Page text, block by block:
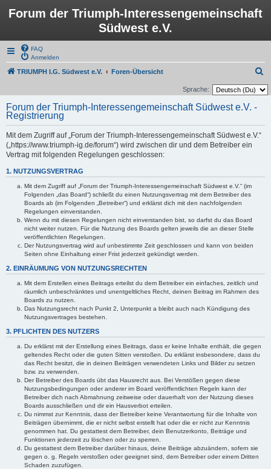
Forum der Triumph-Interessengemeinschaft
Südwest e.V.
FAQ
Anmelden
TRIUMPH I.G. Südwest e.V. Foren-Übersicht
u
Sprache:
Forum der Triumph-Interessengemeinschaft Südwest e.V. -
Registrierung
Mit dem Zugriff auf „Forum der Triumph-Interessengemeinschaft Südwest e.V.“
(„https://www.triumph-ig.de/forum“) wird zwischen dir und dem Betreiber ein
Vertrag mit folgenden Regelungen geschlossen:
1. NUTZUNGSVERTRAG
Mit dem Zugriff auf „Forum der Triumph-Interessengemeinschaft Südwest e.V.“ (im
Folgenden „das Board“) schließt du einen Nutzungsvertrag mit dem Betreiber des
Boards ab (im Folgenden „Betreiber“) und erklärst dich mit den nachfolgenden
Regelungen einverstanden.
Wenn du mit diesen Regelungen nicht einverstanden bist, so darfst du das Board
nicht weiter nutzen. Für die Nutzung des Boards gelten jeweils die an dieser Stelle
veröffentlichten Regelungen.
Der Nutzungsvertrag wird auf unbestimmte Zeit geschlossen und kann von beiden
Seiten ohne Einhaltung einer Frist jederzeit gekündigt werden.
2. EINRÄUMUNG VON NUTZUNGSRECHTEN
Mit dem Erstellen eines Beitrags erteilst du dem Betreiber ein einfaches, zeitlich und
räumlich unbeschränktes und unentgeltliches Recht, deinen Beitrag im Rahmen des
Boards zu nutzen.
Das Nutzungsrecht nach Punkt 2, Unterpunkt a bleibt auch nach Kündigung des
Nutzungsvertrages bestehen.
3. PFLICHTEN DES NUTZERS
Du erklärst mit der Erstellung eines Beitrags, dass er keine Inhalte enthält, die gegen
geltendes Recht oder die guten Sitten verstoßen. Du erklärst insbesondere, dass du
das Recht besitzt, die in deinen Beiträgen verwendeten Links und Bilder zu setzen
bzw. zu verwenden.
Der Betreiber des Boards übt das Hausrecht aus. Bei Verstößen gegen diese
Nutzungsbedingungen oder anderer im Board veröffentlichten Regeln kann der
Betreiber dich nach Abmahnung zeitweise oder dauerhaft von der Nutzung dieses
Boards ausschließen und dir ein Hausverbot erteilen.
Du nimmst zur Kenntnis, dass der Betreiber keine Verantwortung für die Inhalte von
Beiträgen übernimmt, die er nicht selbst erstellt hat oder die er nicht zur Kenntnis
genommen hat. Du gestattest dem Betreiber, dein Benutzerkonto, Beiträge und
Funktionen jederzeit zu löschen oder zu sperren.
Du gestattest dem Betreiber darüber hinaus, deine Beiträge abzuändern, sofern sie
gegen o. g. Regeln verstoßen oder geeignet sind, dem Betreiber oder einem Dritten
Schaden zuzufügen.